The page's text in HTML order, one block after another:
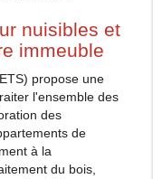
nuisibles et
immeuble
propose une
l'ensemble des
des
de
à la
du bois,